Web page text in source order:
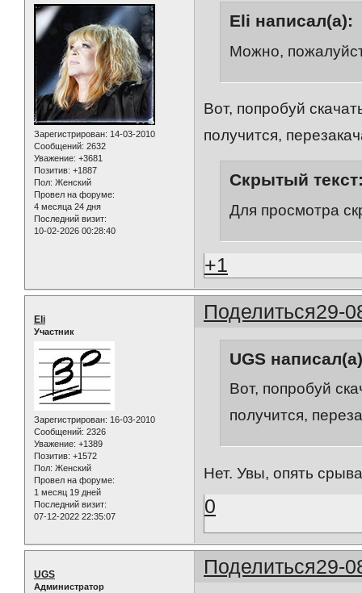
Зарегистрирован: 14-03-2010
Сообщений: 2632
Уважение: +3681
Позитив: +1887
Пол: Женский
Провел на форуме:
4 месяца 24 дня
Последний визит:
10-02-2026 00:28:40
Eli написал(а):
Можно,
Вот, попробуй
получится,
Скрытый
Для просмотра
+1
Поделиться29-
Eli
Участник
Зарегистрирован: 16-03-2010
Сообщений: 2326
Уважение: +1389
Позитив: +1572
Пол: Женский
Провел на форуме:
1 месяц 19 дней
Последний визит:
07-12-2022 22:35:07
UGS
Вот, попробуй
получится,
Нет. Увы, опять
0
Поделиться29-
UGS
Администратор